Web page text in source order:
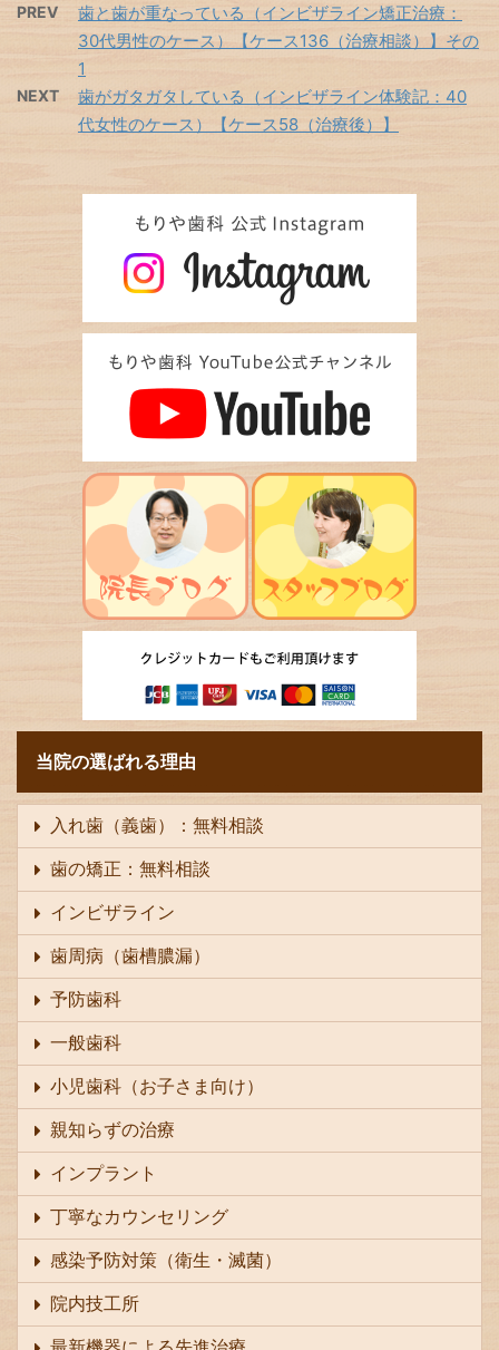
PREV
歯と歯が重なっている（インビザライン矯正治療：
30代男性のケース）【ケース136（治療相談）】その
1
NEXT
歯がガタガタしている（インビザライン体験記：40
代女性のケース）【ケース58（治療後）】
当院の選ばれる理由
入れ歯（義歯）：無料相談
歯の矯正：無料相談
インビザライン
歯周病（歯槽膿漏）
予防歯科
一般歯科
小児歯科（お子さま向け）
親知らずの治療
インプラント
丁寧なカウンセリング
感染予防対策（衛生・滅菌）
院内技工所